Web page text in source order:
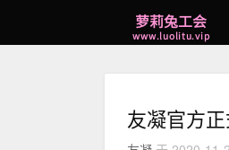
友凝官方